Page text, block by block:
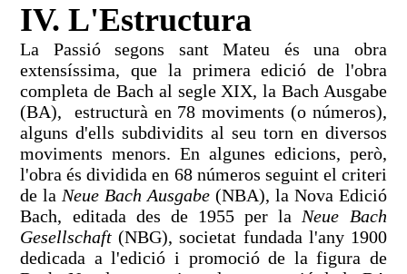
IV. L'Estructura
La Passió segons sant Mateu és una obra
extensíssima, que la primera edició de l'obra
completa de Bach al segle XIX, la Bach Ausgabe
(BA), estructurà en 78 moviments (o números),
alguns d'ells subdividits al seu torn en diversos
moviments menors. En algunes edicions, però,
l'obra és dividida en 68 números seguint el criteri
de la Neue Bach Ausgabe (NBA), la Nova Edició
Bach, editada des de 1955 per la Neue Bach
Gesellschaft (NBG), societat fundada l'any 1900
dedicada a l'edició i promoció de la figura de